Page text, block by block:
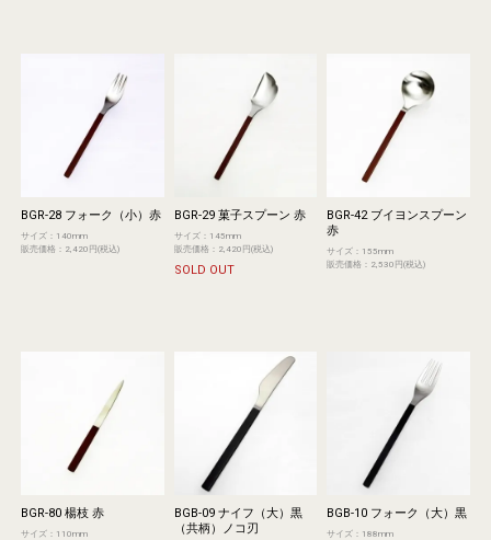
BGR-28 フォーク（小）赤
サイズ：140mm
販売価格：2,420円(税込)
BGR-29 菓子スプーン 赤
サイズ：145mm
販売価格：2,420円(税込)
SOLD OUT
BGR-42 ブイヨンスプーン
赤
サイズ：155mm
販売価格：2,530円(税込)
BGR-80 楊枝 赤
サイズ：110mm
BGB-09 ナイフ（大）黒
（共柄）ノコ刃
BGB-10 フォーク（大）黒
サイズ：188mm